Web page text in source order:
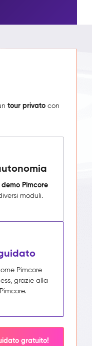
tour privato con
demo Pimcore
moduli.
Pimcore
grazie alla
gratuito!